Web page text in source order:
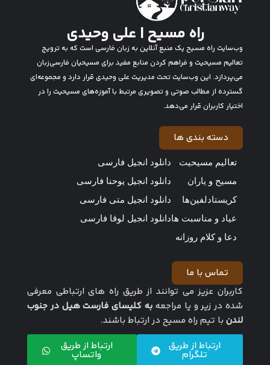
راه مسیح | علی وحیدی
وب‌سایت راه مسیح یک منبع آنلاین به زبان فارسی است که به ترویج
تعالیم مسیحیت و فراهم کردن منابع مفید برای مسیحیان فارسی‌زبان
می‌پردازد. این وب‌سایت تحت مدیریت علی وحیدی قرار دارد و مجموعه‌ای
گسترده از مطالب صوتی و تصویری مرتبط با آموزه‌های مسیحیت را در
اختیار کاربران قرار می‌دهد.
دسته بندی ها
تعالیم مسیحیت
مسیح و یاران
کریستادلفین‌ها
عیاد و مناسبت ها
دعا و کلام روزانه
دانلود انجیل فارسی
دانلود انجیل یوحنا فارسی
دانلود انجیل متی فارسی
دانلود انجیل لوقا فارسی
تماس با ما
کاربران عزیز می توانند از طریق راه های ارتباطی معرفی
شده در زیر و یا مراجعه به کلیسای فارست هیل در جنوب
لندن با تیم راه مسیح در ارتباط باشند.
ارتباط از طریق
تلگرام
ارتباط از طریق
واتساپ